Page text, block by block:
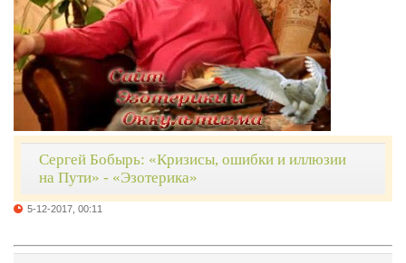
Сергей Бобырь: «Кризисы, ошибки и иллюзии
на Пути» - «Эзотерика»
5-12-2017, 00:11